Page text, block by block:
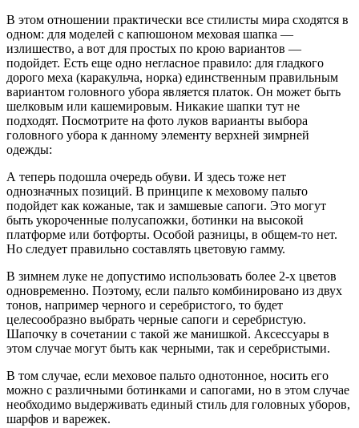
В этом отношении практически все стилисты мира сходятся в
одном: для моделей с капюшоном меховая шапка —
излишество, а вот для простых по крою вариантов —
подойдет. Есть еще одно негласное правило: для гладкого
дорого меха (каракульча, норка) единственным правильным
вариантом головного убора является платок. Он может быть
шелковым или кашемировым. Никакие шапки тут не
подходят. Посмотрите на фото луков варианты выбора
головного убора к данному элементу верхней зимрней
одежды:
А теперь подошла очередь обуви. И здесь тоже нет
однозначных позиций. В принципе к меховому пальто
подойдет как кожаные, так и замшевые сапоги. Это могут
быть укороченные полусапожки, ботинки на высокой
платформе или ботфорты. Особой разницы, в общем-то нет.
Но следует правильно составлять цветовую гамму.
В зимнем луке не допустимо использовать более 2-х цветов
одновременно. Поэтому, если пальто комбинировано из двух
тонов, например черного и серебристого, то будет
целесообразно выбрать черные сапоги и серебристую.
Шапочку в сочетании с такой же манишкой. Аксессуары в
этом случае могут быть как черными, так и серебристыми.
В том случае, если меховое пальто однотонное, носить его
можно с различными ботинками и сапогами, но в этом случае
необходимо выдерживать единый стиль для головных уборов,
шарфов и варежек.